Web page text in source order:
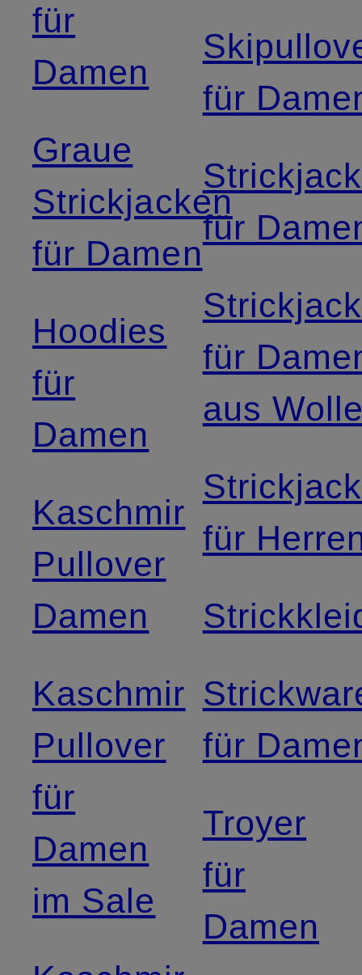
für
Damen
Graue
Strickjacken
für Damen
Hoodies
für
Damen
Kaschmir
Pullover
Damen
Kaschmir
Pullover
für
Damen
im Sale
für
für
für
aus
für
für
Troyer
für
Damen